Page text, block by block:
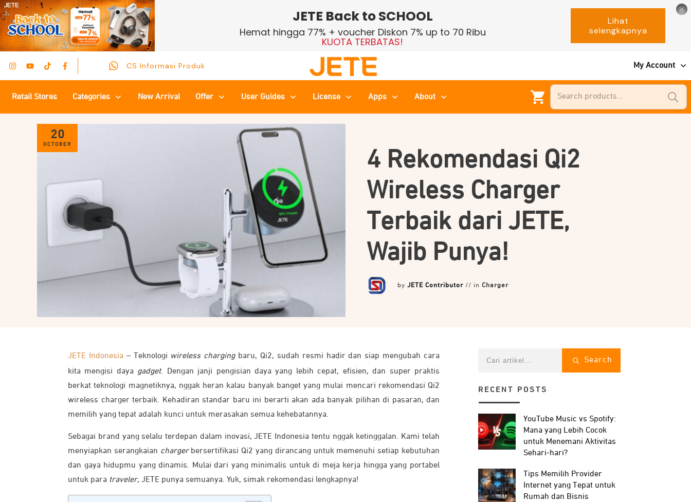
My Account
CS Informasi Produk
Retail Stores Categories New Arrival Offer User Guides License Apps About
Search
20
OCTOBER
4 Rekomendasi Qi2
Wireless Charger
Terbaik dari JETE,
Wajib Punya!
byJETE Contributor // inCharger
JETE Indonesia – Teknologi wireless chargingbaru, Qi2, sudah resmi hadir dan siap mengubah cara
kita mengisi daya gadget. Dengan janji pengisian daya yang lebih cepat, efisien, dan super praktis
berkat teknologi magnetiknya, nggak heran kalau banyak banget yang mulai mencari rekomendasi Qi2
wireless charger terbaik. Kehadiran standar baru ini berarti akan ada banyak pilihan di pasaran, dan
memilih yang tepat adalah kunci untuk merasakan semua kehebatannya.
Sebagai brand yang selalu terdepan dalam inovasi, JETE Indonesia tentu nggak ketinggalan. Kami telah
menyiapkan serangkaian chargerbersertifikasi Qi2 yang dirancang untuk memenuhi setiap kebutuhan
dan gaya hidupmu yang dinamis. Mulai dari yang minimalis untuk di meja kerja hingga yang portabel
untuk para traveler, JETE punya semuanya. Yuk, simak rekomendasi lengkapnya!
Search
RECENT POSTS
YouTube Music vs Spotify:
Mana yang Lebih Cocok
untuk Menemani Aktivitas
Sehari-hari?
Tips Memilih Provider
Internet yang Tepat untuk
Rumah dan Bisnis
JETE Back to SCHOOL
Hemat hingga 77% + voucher Diskon 7% up to 70 Ribu
KUOTA TERBATAS!
Lihat
selengkapnya